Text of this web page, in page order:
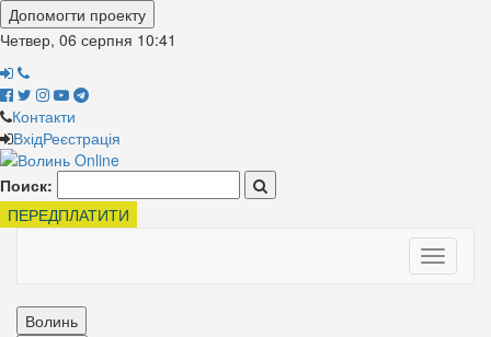
Допомогти проекту
Четвер, 06 серпня 10:41
Контакти
ВхідРеєстрація
Поиск:
ПЕРЕДПЛАТИТИ
Toggle
Волинь